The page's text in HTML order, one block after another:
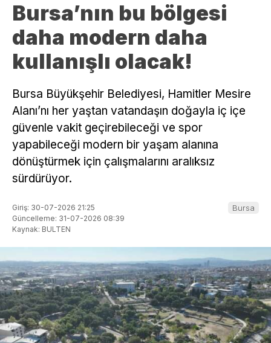
Bursa’nın bu bölgesi
daha modern daha
kullanışlı olacak!
Bursa Büyükşehir Belediyesi, Hamitler Mesire
Alanı’nı her yaştan vatandaşın doğayla iç içe
güvenle vakit geçirebileceği ve spor
yapabileceği modern bir yaşam alanına
dönüştürmek için çalışmalarını aralıksız
sürdürüyor.
Giriş: 30-07-2026 21:25
Güncelleme: 31-07-2026 08:39
Kaynak: BULTEN
Bursa